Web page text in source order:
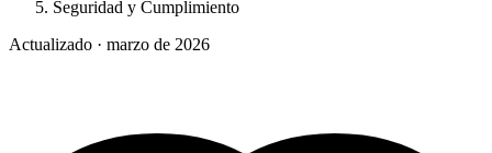
Seguridad y Cumplimiento
Actualizado · marzo de 2026